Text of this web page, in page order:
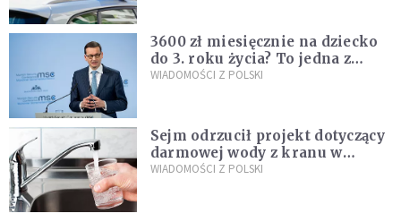
3600 zł miesięcznie na dziecko
do 3. roku życia? To jedna z
propozycji programu "Rozwój
WIADOMOŚCI Z POLSKI
Sejm odrzucił projekt dotyczący
darmowej wody z kranu w
restauracjach
WIADOMOŚCI Z POLSKI